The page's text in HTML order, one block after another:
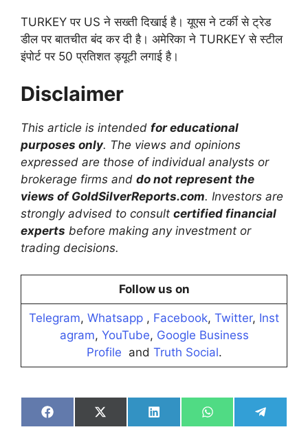
TURKEY पर US ने सख्ती दिखाई है। यूएस ने टर्की से ट्रेड
डील पर बातचीत बंद कर दी है। अमेरिका ने TURKEY से स्टील
इंपोर्ट पर 50 प्रतिशत ड्यूटी लगाई है।
Disclaimer
This article is intended for educational
purposes only. The views and opinions
expressed are those of individual analysts or
brokerage firms and do not represent the
views of GoldSilverReports.com. Investors are
strongly advised to consult certified financial
experts before making any investment or
trading decisions.
Follow us on
Telegram, Whatsapp , Facebook, Twitter, Inst
agram, YouTube, Google Business
Profile and Truth Social.
Share
on
Share
on
Share
on
Share
on
Share
on